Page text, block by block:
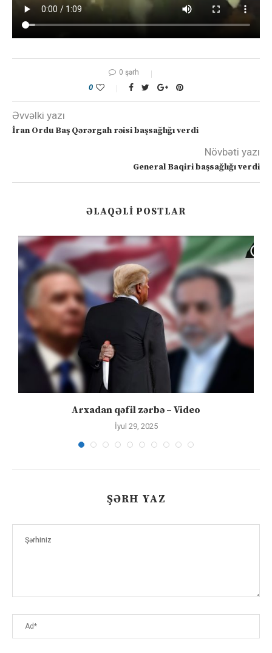
0 şərh
0
Əvvəlki yazı
İran Ordu Baş Qərərgah rəisi başsağlığı verdi
Növbəti yazı
General Baqiri başsağlığı verdi
ƏLAQƏLI POSTLAR
Arxadan qəfil zərbə – Video
İyul 29, 2025
ŞƏRH YAZ